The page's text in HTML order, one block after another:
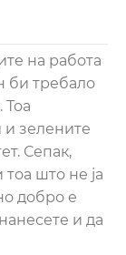
на работа
би требало
и зелените
Сепак,
што не ја
добро е
и да